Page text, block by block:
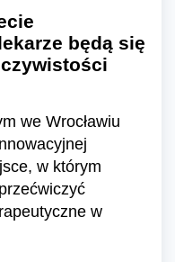
będą się
we Wrocławiu
w którym
w